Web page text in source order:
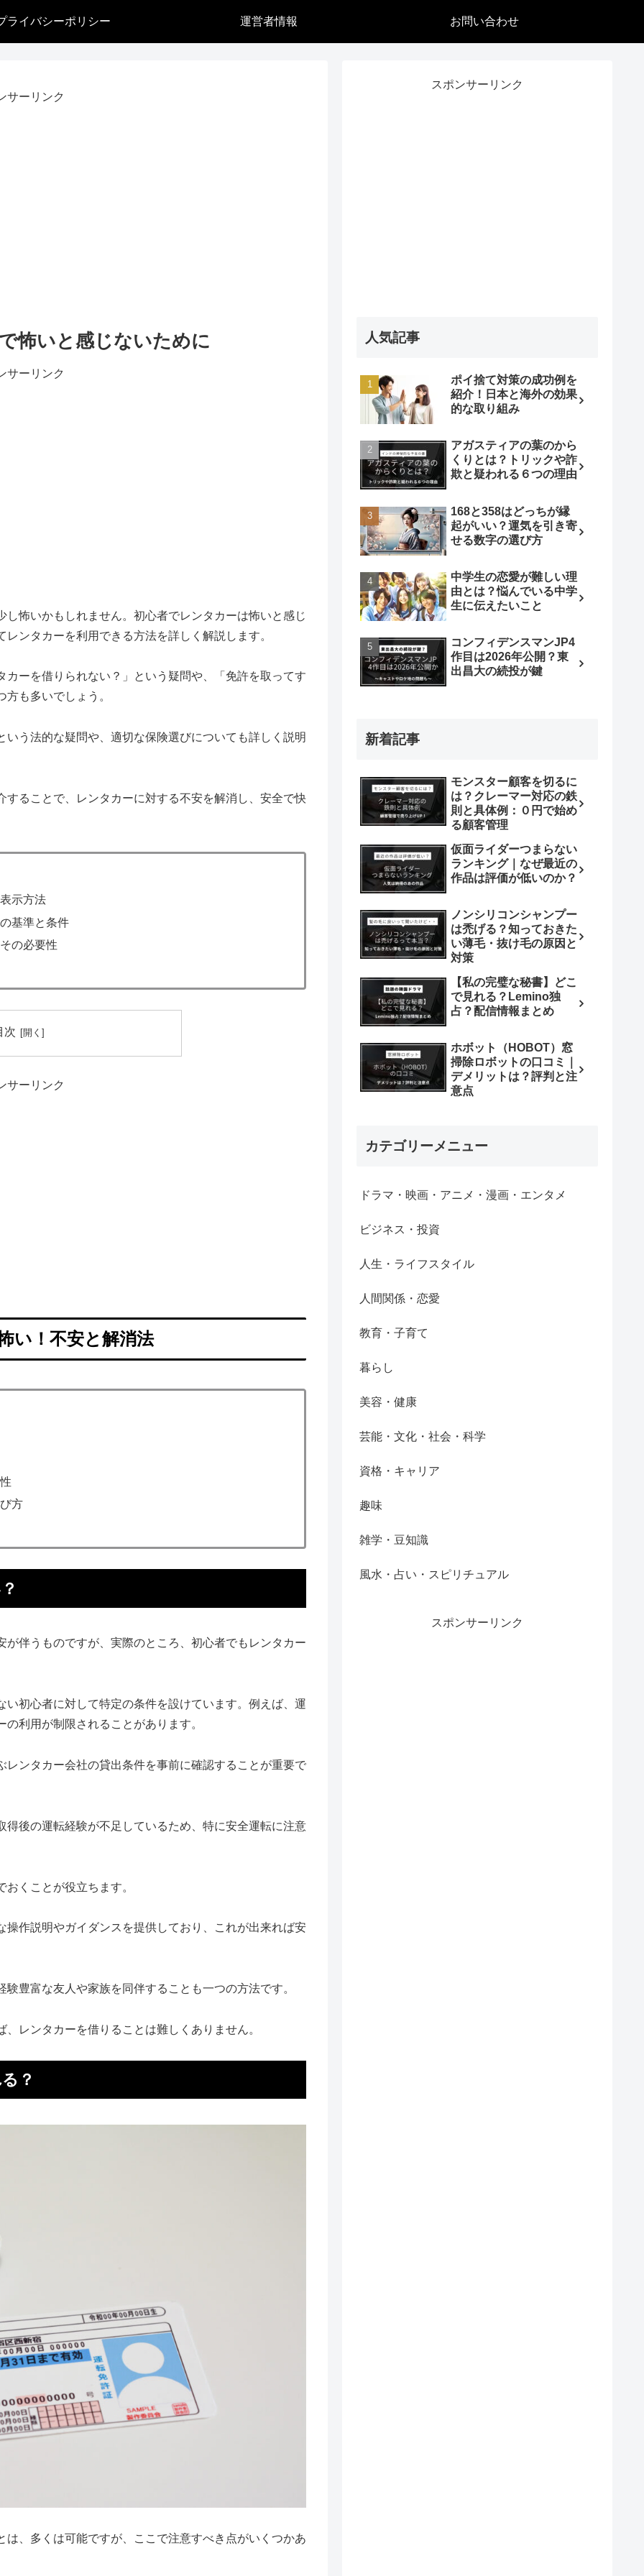
ライバシーポリシー 運営者情報 お問い合わせ
サーリンク
怖いと感じないために
サーリンク
怖いかもしれません。初心者でレンタカーは怖いと感じ
ンタカーを利用できる方法を詳しく解説します。
ーを借りられない？」という疑問や、「免許を取ってす
も多いでしょう。
う法的な疑問や、適切な保険選びについても詳しく説明
ることで、レンタカーに対する不安を解消し、安全で快
示方法
基準と条件
の必要性
次
サーリンク
い！不安と解消法
方
伴うものですが、実際のところ、初心者でもレンタカー
初心者に対して特定の条件を設けています。例えば、運
利用が制限されることがあります。
ンタカー会社の貸出条件を事前に確認することが重要で
後の運転経験が不足しているため、特に安全運転に注意
くことが役立ちます。
作説明やガイダンスを提供しており、これが出来れば安
豊富な友人や家族を同伴することも一つの方法です。
レンタカーを借りることは難しくありません。
？
、多くは可能ですが、ここで注意すべき点がいくつかあ
スポンサーリンク
人気記事
ポイ捨て対策の成功例を
紹介！日本と海外の効果
的な取り組み
アガスティアの葉のから
くりとは？トリックや詐
欺と疑われる６つの理由
168と358はどっちが縁
起がいい？運気を引き寄
せる数字の選び方
中学生の恋愛が難しい理
由とは？悩んでいる中学
生に伝えたいこと
コンフィデンスマンJP4
作目は2026年公開？東
出昌大の続投が鍵
新着記事
モンスター顧客を切るに
は？クレーマー対応の鉄
則と具体例：０円で始め
る顧客管理
仮面ライダーつまらない
ランキング｜なぜ最近の
作品は評価が低いのか？
ノンシリコンシャンプー
は禿げる？知っておきた
い薄毛・抜け毛の原因と
対策
【私の完璧な秘書】どこ
で見れる？Lemino独
占？配信情報まとめ
ホボット（HOBOT）窓
掃除ロボットの口コミ｜
デメリットは？評判と注
意点
カテゴリーメニュー
ドラマ・映画・アニメ・漫画・エンタメ
ビジネス・投資
人生・ライフスタイル
人間関係・恋愛
教育・子育て
暮らし
美容・健康
芸能・文化・社会・科学
資格・キャリア
趣味
雑学・豆知識
風水・占い・スピリチュアル
スポンサーリンク